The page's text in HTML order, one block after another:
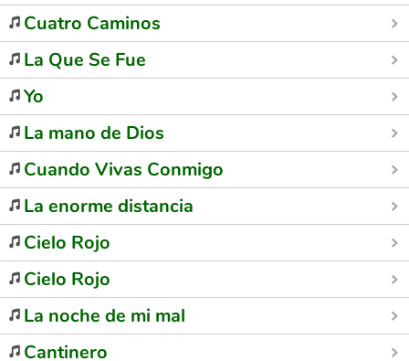
Cuatro Caminos
La Que Se Fue
Yo
La mano de Dios
Cuando Vivas Conmigo
La enorme distancia
Cielo Rojo
Cielo Rojo
La noche de mi mal
Cantinero